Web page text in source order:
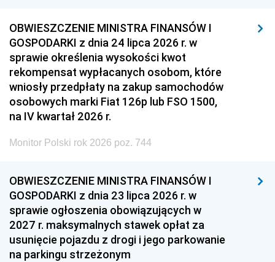
OBWIESZCZENIE MINISTRA FINANSÓW I
GOSPODARKI z dnia 24 lipca 2026 r. w
sprawie określenia wysokości kwot
rekompensat wypłacanych osobom, które
wniosły przedpłaty na zakup samochodów
osobowych marki Fiat 126p lub FSO 1500,
na IV kwartał 2026 r.
Monitor Polski rok 2026 poz. 744
OBWIESZCZENIE MINISTRA FINANSÓW I
GOSPODARKI z dnia 23 lipca 2026 r. w
sprawie ogłoszenia obowiązujących w
2027 r. maksymalnych stawek opłat za
usunięcie pojazdu z drogi i jego parkowanie
na parkingu strzeżonym